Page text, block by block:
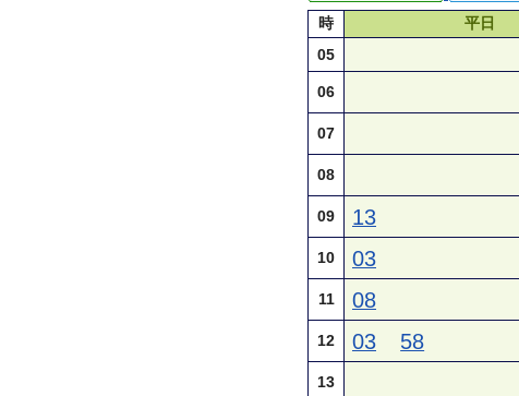
時 平日
05
06
07
08
09 13
10 03
11 08
12 03 58
13